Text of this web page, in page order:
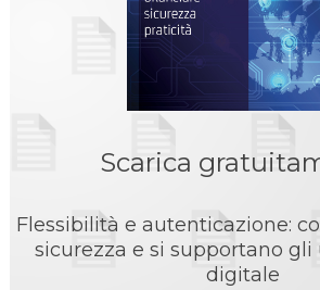
Scarica
Flessibilità e autenticazione:
sicurezza e si supportano gli
digitale